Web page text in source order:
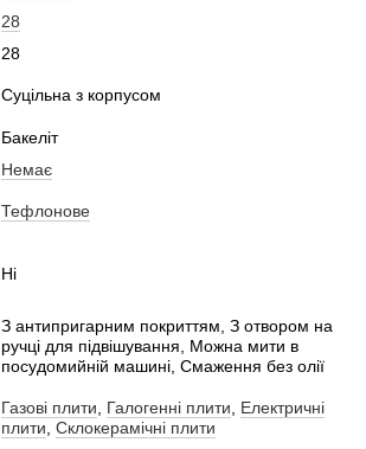
28
28
Суцільна з корпусом
Бакеліт
Немає
Тефлонове
Ні
З антипригарним покриттям, З отвором на
ручці для підвішування, Можна мити в
посудомийній машині, Смаження без олії
Газові плити Галогенні плити
Електричні
плити Склокерамічні плити